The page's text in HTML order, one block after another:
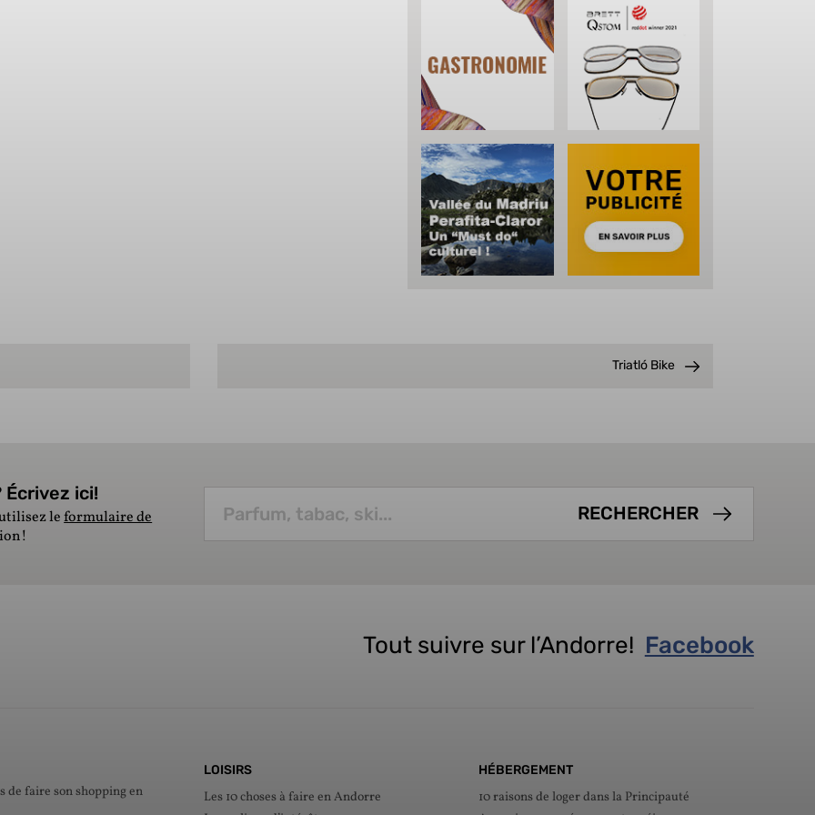
Triatló Bike
ici!
utilisez leformulaire de
Tout suivre sur l’Andorre! Facebook
de faire son shopping en
LOISIRS
Les 10 choses à faire en Andorre
HÉBERGEMENT
10 raisons de loger dans la Principauté